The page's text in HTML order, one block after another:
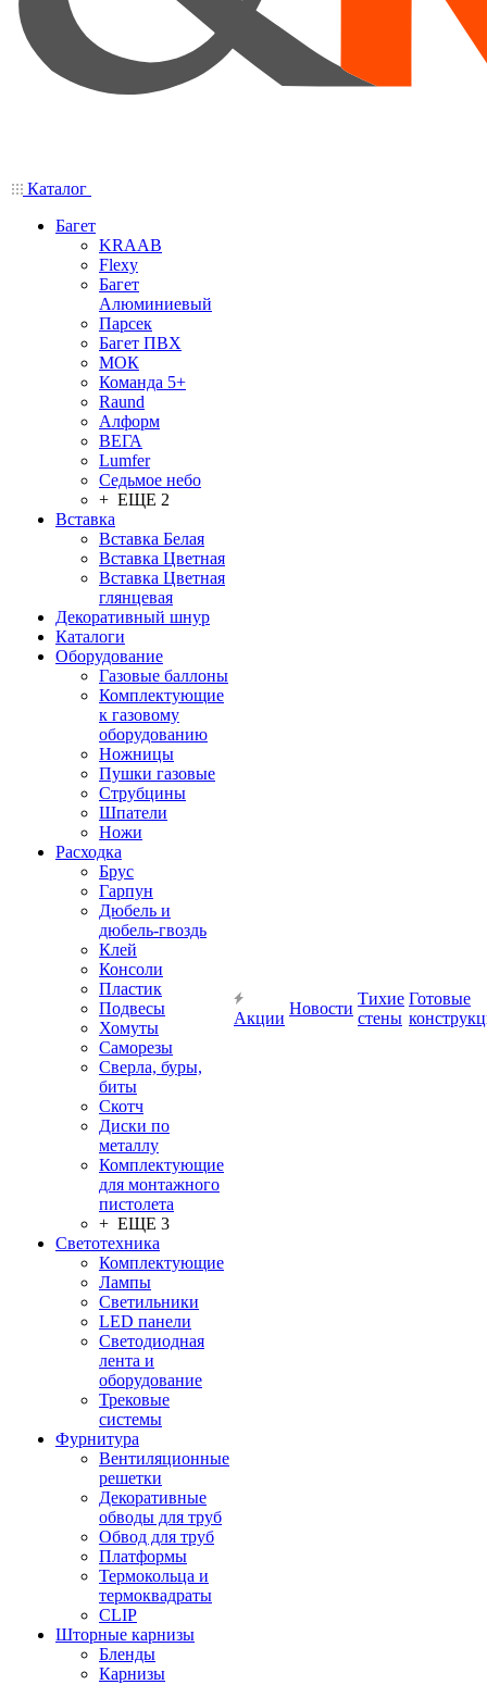
Каталог
Багет
KRAAB
Flexy
Багет
Алюминиевый
Парсек
Багет ПВХ
МОК
Команда 5+
Raund
Алформ
ВЕГА
Lumfer
Седьмое небо
+ ЕЩЕ 2
Вставка
Вставка Белая
Вставка Цветная
Вставка Цветная
глянцевая
Декоративный шнур
Каталоги
Оборудование
Газовые баллоны
Комплектующие
к газовому
оборудованию
Ножницы
Пушки газовые
Струбцины
Шпатели
Ножи
Расходка
Брус
Гарпун
Дюбель и
дюбель-гвоздь
Клей
Консоли
Пластик
Подвесы
Хомуты
Саморезы
Сверла, буры,
биты
Скотч
Диски по
металлу
Комплектующие
для монтажного
пистолета
+ ЕЩЕ 3
Светотехника
Комплектующие
Лампы
Светильники
LED панели
Светодиодная
лента и
оборудование
Трековые
системы
Фурнитура
Вентиляционные
решетки
Декоративные
обводы для труб
Обвод для труб
Платформы
Термокольца и
термоквадраты
CLIP
Шторные карнизы
Бленды
Карнизы
Акции
Новости
Тихие
стены
Готовые